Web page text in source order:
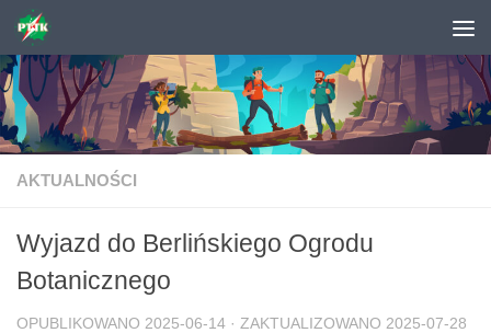
Skip to content
AKTUALNOŚCI
Wyjazd do Berlińskiego Ogrodu
Botanicznego
OPUBLIKOWANO 2025-06-14 · ZAKTUALIZOWANO 2025-07-28